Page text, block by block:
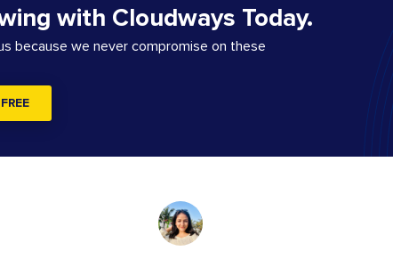
with Cloudways Today.
because we never compromise on these